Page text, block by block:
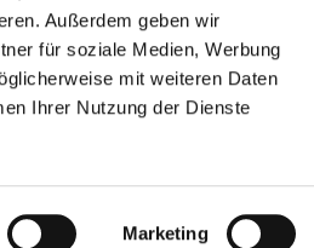
Außerdem geben wir
für soziale Medien, Werbung
mit weiteren Daten
Ihrer Nutzung der Dienste
Marketing